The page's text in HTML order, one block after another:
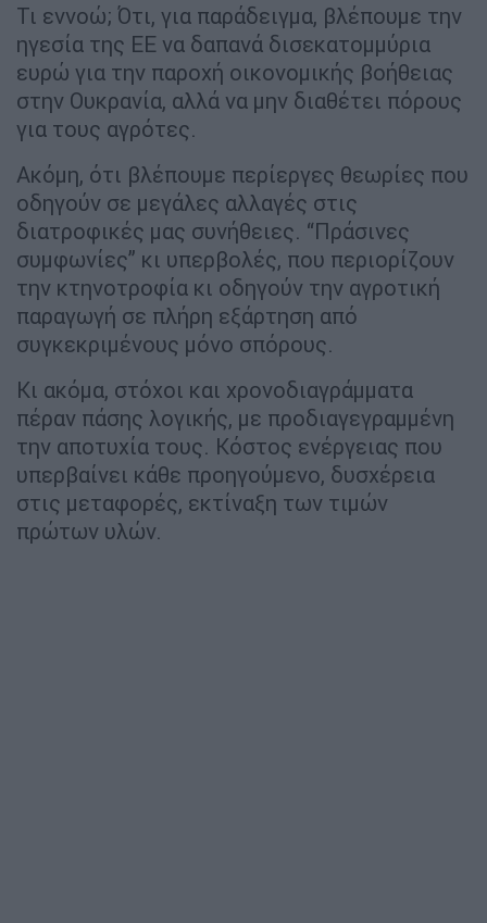
Τι εννοώ; Ότι, για παράδειγμα, βλέπουμε την
ηγεσία της ΕΕ να δαπανά δισεκατομμύρια
ευρώ για την παροχή οικονομικής βοήθειας
στην Ουκρανία, αλλά να μην διαθέτει πόρους
για τους αγρότες.
Ακόμη, ότι βλέπουμε περίεργες θεωρίες που
οδηγούν σε μεγάλες αλλαγές στις
διατροφικές μας συνήθειες. “Πράσινες
συμφωνίες” κι υπερβολές, που περιορίζουν
την κτηνοτροφία κι οδηγούν την αγροτική
παραγωγή σε πλήρη εξάρτηση από
συγκεκριμένους μόνο σπόρους.
Κι ακόμα, στόχοι και χρονοδιαγράμματα
πέραν πάσης λογικής, με προδιαγεγραμμένη
την αποτυχία τους. Κόστος ενέργειας που
υπερβαίνει κάθε προηγούμενο, δυσχέρεια
στις μεταφορές, εκτίναξη των τιμών
πρώτων υλών.